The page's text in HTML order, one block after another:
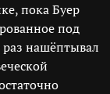
пока Буер
под
раз нашёптывал